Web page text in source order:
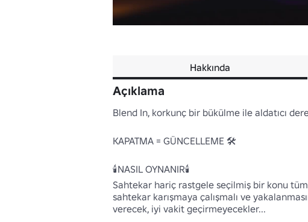
Hakkında
Açıklama
Blend In, korkunç bir bükülme ile aldatıcı
KAPATMA = GÜNCELLEME 🛠
🕯️NASIL OYNANIR🕯️
Sahtekar hariç rastgele seçilmiş bir konu
sahtekar karışmaya çalışmalı ve
verecek, iyi vakit geçirmeyecekler...